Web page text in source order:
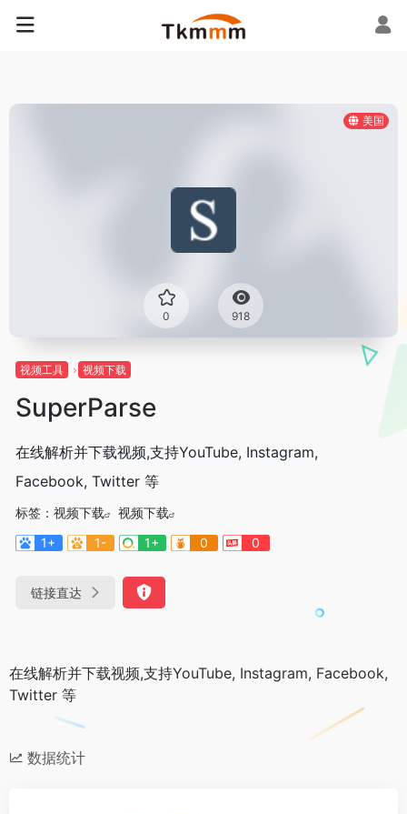
美国
0 918
视频工具 视频下载
SuperParse
在线解析并下载视频,支持YouTube, Instagram,
Facebook, Twitter 等
标签： 视频下载
视频下载
1+
1- 1+ 0 0
链接直达
在线解析并下载视频,支持YouTube, Instagram, Facebook,
Twitter 等
数据统计